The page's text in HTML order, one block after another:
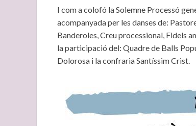
I com a colofó la Solemne Processó
acompanyada per les danses de:
Banderoles, Creu processional, Fidels
la participació del: Quadre de Balls
Dolorosa i la confraria Santíssim Crist.